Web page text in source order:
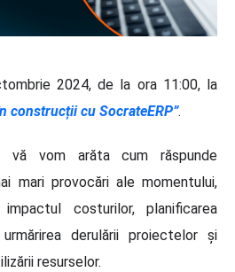
2024, de la ora 11:00, la
construcții cu SocrateERP”.
vă vom arăta cum răspunde
mari provocări ale momentului,
costurilor, planificarea
derulării proiectelor și
resurselor.